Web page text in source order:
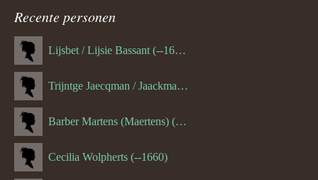
navigatie
Recente personen
Lijsbet / Lijsie Bassant (--1687)
Trijntge Jaecqman / Jaackman (--1651)
Barber Martens (Maertens) (--1658)
Cecilia Wolpherts (--1660)